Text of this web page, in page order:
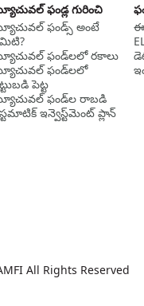
ఫండ్ల గురించి
ఫండ్స్ అంటే
ఫండ్‌లలో రకాలు
ఫండ్‌లలో
పెట్ట
ఫండ్‌ల రాబడి
ఇన్వెస్ట్‌‌మెంట్ ప్లాన్
All Rights Reserved